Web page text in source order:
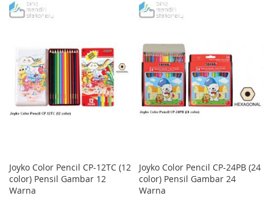
TO
LIST
TO
LIST
Joyko Color Pencil CP-12TC (12
color) Pensil Gambar 12
Warna
Joyko Color Pencil CP-24PB (24
color) Pensil Gambar 24
Warna